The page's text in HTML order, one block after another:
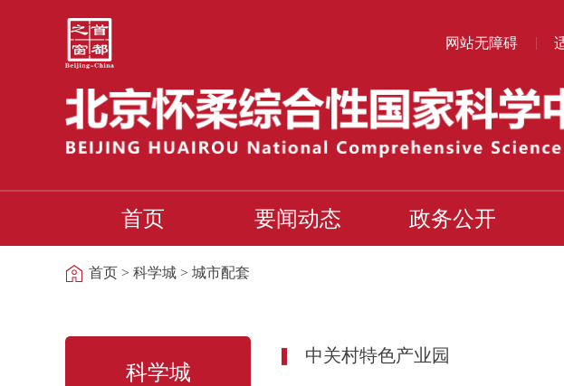
网站无障碍
首页 要闻动态 政务公开
首页 > 科学城 > 城市配套
科学城
中关村特色产业园